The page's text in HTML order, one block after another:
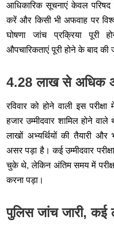
आधिकारिक सूचनाएं केवल परिषद
करें और किसी भी अफवाह पर
घोषणा जांच प्रक्रिया पूरी
औपचारिकताएं पूरी होने के बाद की
4.28 लाख से अधिक
रविवार को होने वाली इस
हजार उम्मीदवार शामिल होने
लाखों अभ्यर्थियों की तैयारी
असर पड़ा है। कई उम्मीदवार
चुके थे, लेकिन अंतिम समय में
करना पड़ा।
पुलिस जांच जारी, कई